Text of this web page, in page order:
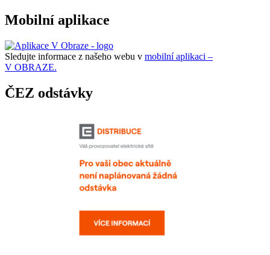
Mobilní aplikace
Sledujte informace z našeho webu v mobilní aplikaci –
V OBRAZE.
ČEZ odstávky